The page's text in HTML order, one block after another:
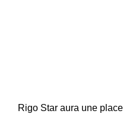
Rigo Star aura une